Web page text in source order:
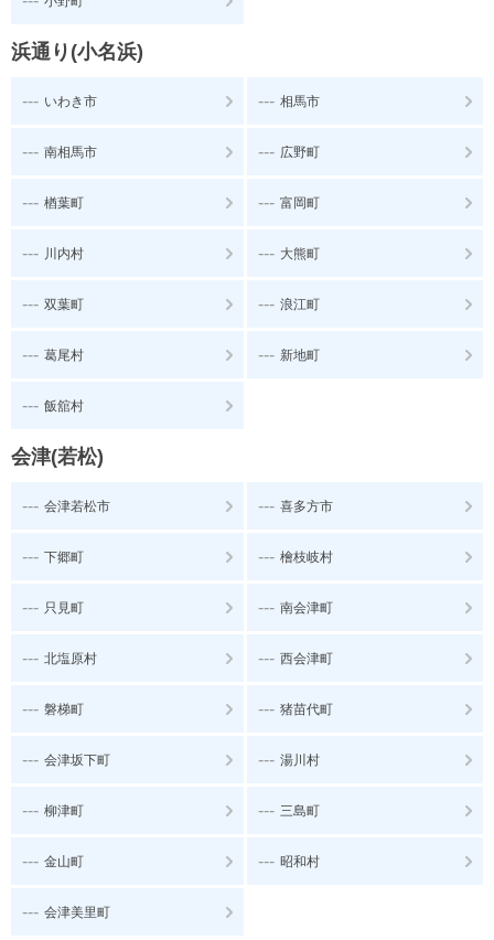
浜通り(小名浜)
--- いわき市 --- 相馬市
--- 南相馬市 --- 広野町
--- 楢葉町 --- 富岡町
--- 川内村 --- 大熊町
--- 双葉町 --- 浪江町
--- 葛尾村 --- 新地町
--- 飯舘村
会津(若松)
--- 会津若松市 --- 喜多方市
--- 下郷町 --- 檜枝岐村
--- 只見町 --- 南会津町
--- 北塩原村 --- 西会津町
--- 磐梯町 --- 猪苗代町
--- 会津坂下町 --- 湯川村
--- 柳津町 --- 三島町
--- 金山町 --- 昭和村
--- 会津美里町